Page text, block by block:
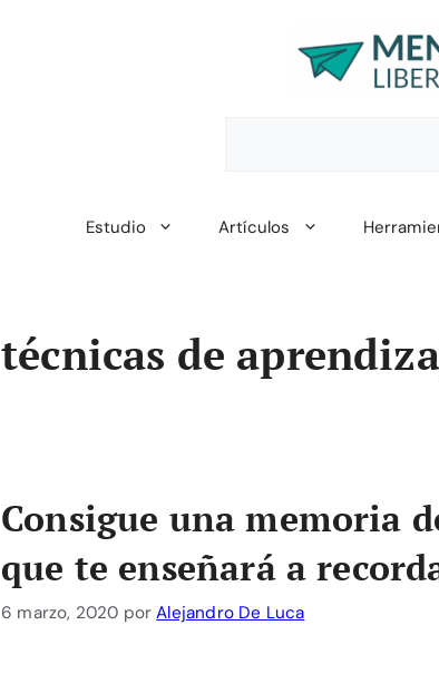
Estudio Artículos
técnicas de
Consigue una memoria
que te enseñará a
6 marzo, 2020 porAlejandro De Luca